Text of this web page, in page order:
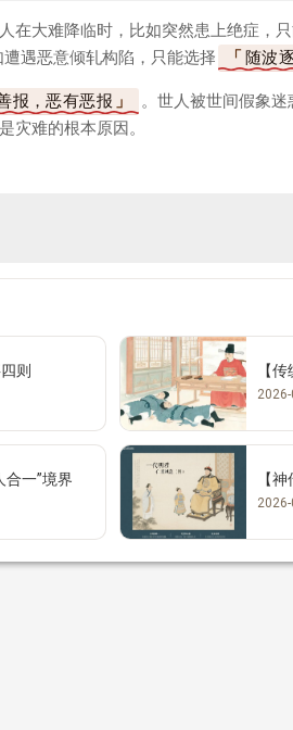
在大难降临时，比如突然患上绝症，
遇恶意倾轧构陷，只能选择 随波
报，恶有恶报
。世人被世间假象
灾难的根本原因。
则 【
合一”境界 【